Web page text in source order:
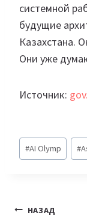
системной
будущие
Казахстана.
Они уже
Источник:
Метки
записи:
#AI Olymp #
НАЗАД